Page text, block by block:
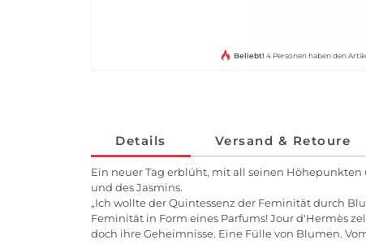
Beliebt! 4 Personen haben den
Details Versand & Retoure
Ein neuer Tag erblüht, mit all seinen
und des Jasmins.
„Ich wollte der Quintessenz der Feminität durch
Feminität in Form eines Parfums! Jour d'Hermès
doch ihre Geheimnisse. Eine Fülle von Blumen.